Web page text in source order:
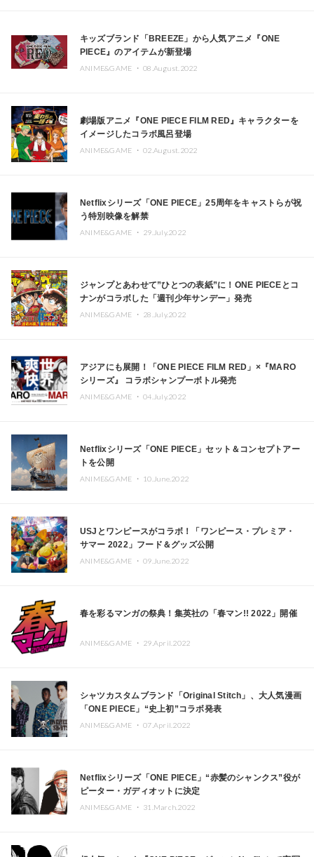
キッズブランド「BREEZE」から人気アニメ『ONE
PIECE』のアイテムが新登場
ANIME&GAME ・08.August.2022
劇場版アニメ『ONE PIECE FILM RED』キャラクターを
イメージしたコラボ風呂登場
ANIME&GAME ・02.August.2022
Netflixシリーズ「ONE PIECE」25周年をキャストらが祝
う特別映像を解禁
ANIME&GAME ・ 29.July.2022
ジャンプとあわせて”ひとつの表紙”に！ONE PIECEとコ
ナンがコラボした「週刊少年サンデー」発売
ANIME&GAME ・ 28.July.2022
アジアにも展開！「ONE PIECE FILM RED」×『MARO
シリーズ』 コラボシャンプーボトル発売
ANIME&GAME ・04.July.2022
Netflixシリーズ「ONE PIECE」セット＆コンセプトアー
トを公開
ANIME&GAME ・ 10.June.2022
USJとワンピースがコラボ！「ワンピース・プレミア・
サマー 2022」フード＆グッズ公開
ANIME&GAME ・09.June.2022
春を彩るマンガの祭典！集英社の「春マン!! 2022」開催
ANIME&GAME ・ 29.April.2022
シャツカスタムブランド「Original Stitch」、大人気漫画
「ONE PIECE」“史上初”コラボ発表
ANIME&GAME ・07.April.2022
Netflixシリーズ「ONE PIECE」“赤髪のシャンクス”役が
ピーター・ガディオットに決定
ANIME&GAME ・ 31.March.2022